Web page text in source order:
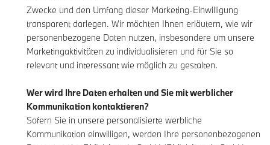
Zwecke und den Umfang dieser Marketing-Einwilligung
transparent darlegen. Wir möchten Ihnen erläutern, wie wir
personenbezogene Daten nutzen, insbesondere um unsere
Marketingaktivitäten zu individualisieren und für Sie so
relevant und interessant wie möglich zu gestalten.
Wer wird Ihre Daten erhalten und Sie mit werblicher
Kommunikation kontaktieren?
Sofern Sie in unsere personalisierte werbliche
Kommunikation einwilligen, werden Ihre personenbezogenen